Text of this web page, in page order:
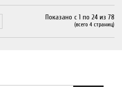
Показано с 1 по 24 из 78
(всего 4 страниц)